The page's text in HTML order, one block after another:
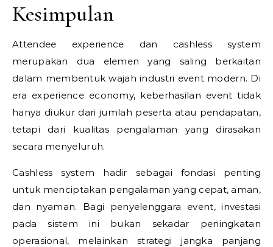
Kesimpulan
Attendee experience dan cashless system
merupakan dua elemen yang saling berkaitan
dalam membentuk wajah industri event modern. Di
era experience economy, keberhasilan event tidak
hanya diukur dari jumlah peserta atau pendapatan,
tetapi dari kualitas pengalaman yang dirasakan
secara menyeluruh.
Cashless system hadir sebagai fondasi penting
untuk menciptakan pengalaman yang cepat, aman,
dan nyaman. Bagi penyelenggara event, investasi
pada sistem ini bukan sekadar peningkatan
operasional, melainkan strategi jangka panjang